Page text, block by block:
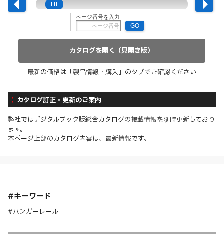
カタログを開く（見開き版）
最新の価格は「製品情報・購入」のタブでご確認ください
カタログ訂正・更新のご案内
弊社ではデジタルブック版総合カタログの掲載情報を随時更新しており
ます。
本ページ上部のカタログ内容は、最新情報です。
#キーワード
#ハンガーレール